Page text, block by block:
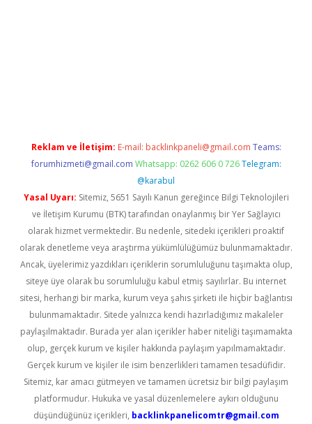
Reklam ve İletişim: E-mail: backlinkpaneli@gmail.com Teams:
forumhizmeti@gmail.com Whatsapp: 0262 606 0 726 Telegram:
@karabul
Yasal Uyarı: Sitemiz, 5651 Sayılı Kanun gereğince Bilgi Teknolojileri
ve İletişim Kurumu (BTK) tarafından onaylanmış bir Yer Sağlayıcı
olarak hizmet vermektedir. Bu nedenle, sitedeki içerikleri proaktif
olarak denetleme veya araştırma yükümlülüğümüz bulunmamaktadır.
Ancak, üyelerimiz yazdıkları içeriklerin sorumluluğunu taşımakta olup,
siteye üye olarak bu sorumluluğu kabul etmiş sayılırlar. Bu internet
sitesi, herhangi bir marka, kurum veya şahıs şirketi ile hiçbir bağlantısı
bulunmamaktadır. Sitede yalnızca kendi hazırladığımız makaleler
paylaşılmaktadır. Burada yer alan içerikler haber niteliği taşımamakta
olup, gerçek kurum ve kişiler hakkında paylaşım yapılmamaktadır.
Gerçek kurum ve kişiler ile isim benzerlikleri tamamen tesadüfidir.
Sitemiz, kar amacı gütmeyen ve tamamen ücretsiz bir bilgi paylaşım
platformudur. Hukuka ve yasal düzenlemelere aykırı olduğunu
düşündüğünüz içerikleri, backlinkpanelicomtr@gmail.com